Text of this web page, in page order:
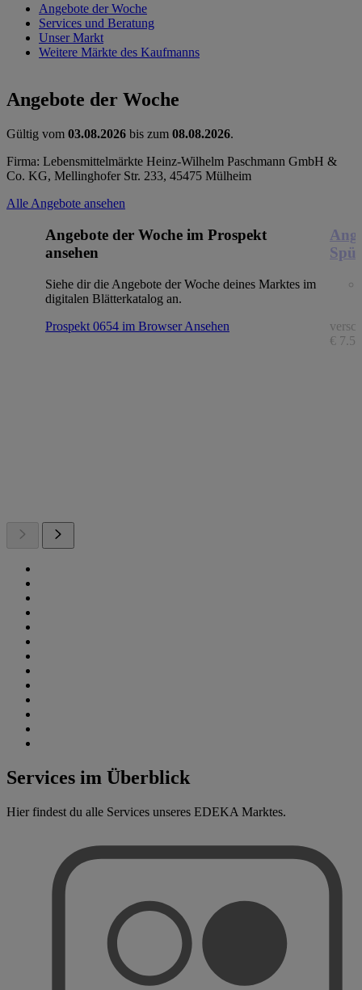
Angebote der Woche
Services und Beratung
Unser Markt
Weitere Märkte des Kaufmanns
Angebote der Woche
Gültig vom 03.08.2026 bis zum 08.08.2026.
Firma: Lebensmittelmärkte Heinz-Wilhelm Paschmann GmbH &
Co. KG, Mellinghofer Str. 233, 45475 Mülheim
Alle Angebote ansehen
Angebote der Woche im Prospekt
ansehen
Siehe dir die Angebote der Woche deines Marktes im
digitalen Blätterkatalog an.
Prospekt 0654 im BrowserAnsehen
€
Services im Überblick
Hier findest du alle Services unseres EDEKA Marktes.